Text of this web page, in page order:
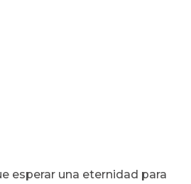
esperar una eternidad para